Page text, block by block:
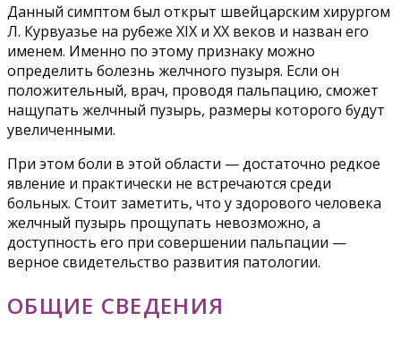
Данный симптом был открыт швейцарским хирургом
Л. Курвуазье на рубеже XIX и XX веков и назван его
именем. Именно по этому признаку можно
определить болезнь желчного пузыря. Если он
положительный, врач, проводя пальпацию, сможет
нащупать желчный пузырь, размеры которого будут
увеличенными.
При этом боли в этой области — достаточно редкое
явление и практически не встречаются среди
больных. Стоит заметить, что у здорового человека
желчный пузырь прощупать невозможно, а
доступность его при совершении пальпации —
верное свидетельство развития патологии.
ОБЩИЕ СВЕДЕНИЯ